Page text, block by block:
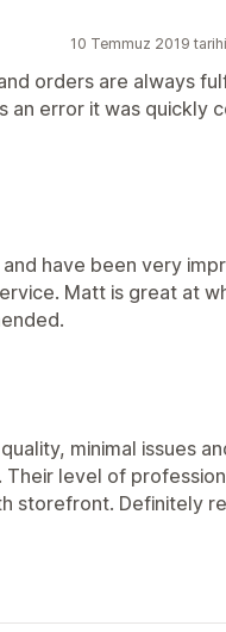
10 Temmuz 2019
orders are always
an error it was quickly
have been very
Matt is great at
minimal issues
level of
storefront. Definitely